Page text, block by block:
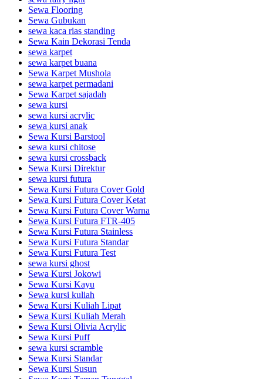
Sewa Flooring
Sewa Gubukan
sewa kaca rias standing
Sewa Kain Dekorasi Tenda
sewa karpet
sewa karpet buana
Sewa Karpet Mushola
sewa karpet permadani
Sewa Karpet sajadah
sewa kursi
sewa kursi acrylic
sewa kursi anak
Sewa Kursi Barstool
sewa kursi chitose
sewa kursi crossback
Sewa Kursi Direktur
sewa kursi futura
Sewa Kursi Futura Cover Gold
Sewa Kursi Futura Cover Ketat
Sewa Kursi Futura Cover Warna
Sewa Kursi Futura FTR-405
Sewa Kursi Futura Stainless
Sewa Kursi Futura Standar
Sewa Kursi Futura Test
sewa kursi ghost
Sewa Kursi Jokowi
Sewa Kursi Kayu
Sewa kursi kuliah
Sewa Kursi Kuliah Lipat
Sewa Kursi Kuliah Merah
Sewa Kursi Olivia Acrylic
Sewa Kursi Puff
sewa kursi scramble
Sewa Kursi Standar
Sewa Kursi Susun